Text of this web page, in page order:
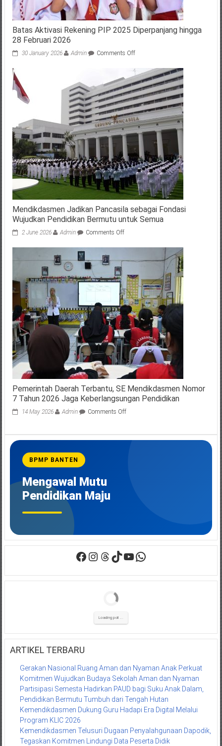
Batas Aktivasi Rekening PIP 2025 Diperpanjang hingga
28 Februari 2026
30 January 2026 Admin Comments Offon
Aktivasi
Rekening
PIP
2025
Diperpanjang
hingga
28
Februari
2026
Mendikdasmen Jadikan Pancasila sebagai Fondasi
Wujudkan Pendidikan Bermutu untuk Semua
2 June 2026 Admin Comments Offon
Pancasila
Fondasi
Wujudkan
Pendidikan
Bermutu
untuk
Semua
Pemerintah Daerah Terbantu, SE Mendikdasmen Nomor
7 Tahun 2026 Jaga Keberlangsungan Pendidikan
14 May 2026 Admin Comments Offon
BPMP BANTEN
Mengawal Mutu
Pendidikan Maju
Facebook
Instagram
Threads
TikTok
YouTube
WhatsApp
Loading poll ...
ARTIKEL TERBARU
Gerakan Nasional Ruang Aman dan Nyaman Anak Perkuat
Komitmen Wujudkan Budaya Sekolah Aman dan Nyaman
Partisipasi Semesta Hadirkan PAUD bagi Suku Anak Dalam,
Pendidikan Bermutu Tumbuh dari Tengah Hutan
Kemendikdasmen Dukung Guru Hadapi Era Digital Melalui
Program KLIC 2026
Kemendikdasmen Telusuri Dugaan Penyalahgunaan Dapodik,
Tegaskan Komitmen Lindungi Data Peserta Didik